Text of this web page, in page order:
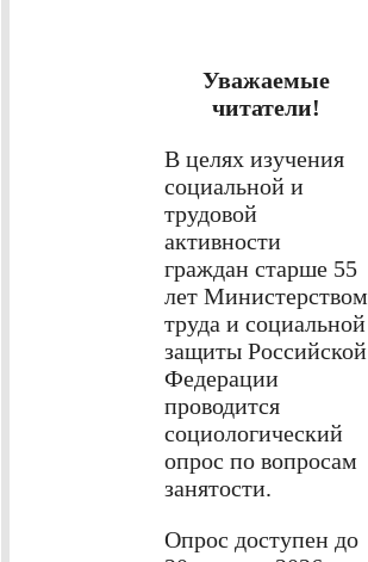
Уважаемые
читатели!
В целях изучения
социальной и
трудовой
активности
граждан старше 55
лет Министерством
труда и социальной
защиты Российской
Федерации
проводится
социологический
опрос по вопросам
занятости.
Опрос доступен до